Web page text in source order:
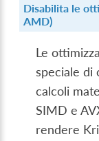
Disabilita le
AMD)
Le
speciale di
calcoli
SIMD e
rendere